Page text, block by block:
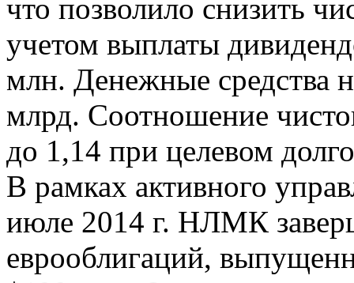
что позволило снизить
учетом выплаты
млн. Денежные средства
млрд. Соотношение
до 1,14 при целевом
В рамках активного
июле 2014 г. НЛМК
еврооблигаций,